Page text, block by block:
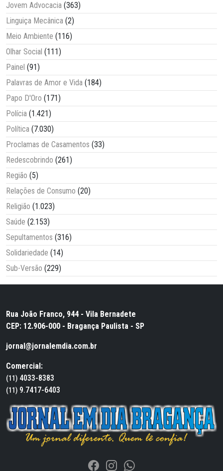
Jovem Advocacia (363)
Linguiça Mecânica (2)
Meio Ambiente (116)
Olhar Social (111)
Painel (91)
Palavras de Amor e Vida (184)
Papo D'Oro (171)
Polícia (1.421)
Política (7.030)
Proclamas de Casamentos (33)
Redescobrindo (261)
Região (5)
Relações de Consumo (20)
Religião (1.023)
Saúde (2.153)
Sepultamentos (316)
Solidariedade (14)
Sub-Versão (229)
Rua João Franco, 944 - Vila Bernadete
CEP: 12.906-000 - Bragança Paulista - SP
jornal@jornalemdia.com.br
Comercial:
(11) 4033-8383
(11) 9.7417-6403